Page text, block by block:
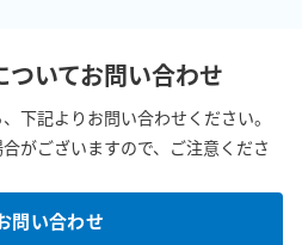
ついてお問い合わせ
下記よりお問い合わせください。
がございますので、ご注意くださ
問い合わせ